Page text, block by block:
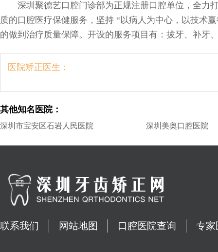
深圳聚德艺口腔门诊部为正规注册口腔单位，全力
质的口腔医疗保健服务，坚持 “以病人为中心，以技术
的做到治疗质量保障。开设的服务项目有：拔牙、补牙
医院矫正医生：
其他知名医院：
深圳市宝安区石岩人民医院 深圳美奥口腔医院
联系我们 网站地图 口腔医院查询 专家